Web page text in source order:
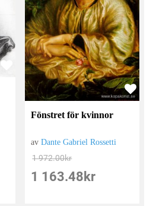
Fönstret för kvinnor
avDante Gabriel Rossetti
1 972.00kr
1 163.48 kr